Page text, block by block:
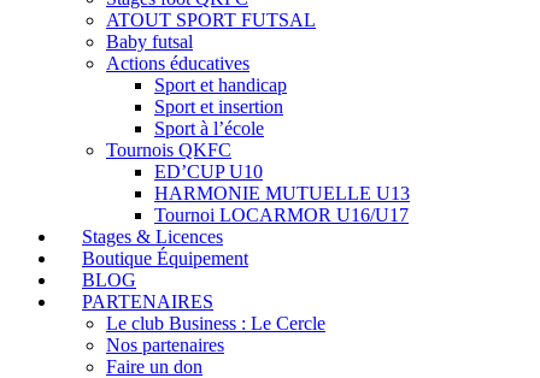
ATOUT SPORT FUTSAL
Baby futsal
Actions éducatives
Sport et handicap
Sport et insertion
Sport à l’école
Tournois QKFC
ED’CUP U10
HARMONIE MUTUELLE U13
Tournoi LOCARMOR U16/U17
Stages & Licences
Boutique Équipement
BLOG
PARTENAIRES
Le club Business : Le Cercle
Nos partenaires
Faire un don